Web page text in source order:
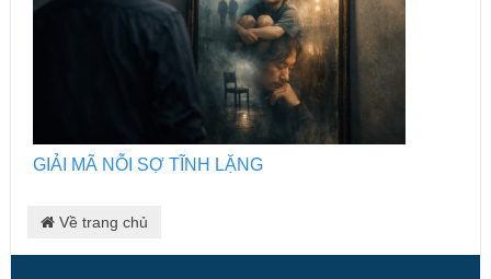
GIẢI MÃ NỖI SỢ TĨNH LẶNG
Về trang chủ